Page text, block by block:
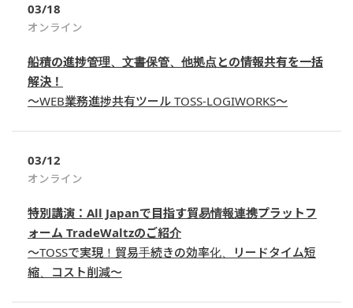
03/18
オンライン
船積の進捗管理、文書保管、他拠点との情報共有を一括
解決！
～WEB業務進捗共有ツール TOSS-LOGIWORKS～
03/12
オンライン
特別講演：All Japanで目指す貿易情報連携プラットフ
ォーム TradeWaltzのご紹介
〜TOSSで実現！貿易手続きの効率化、リードタイム短
縮、コスト削減〜